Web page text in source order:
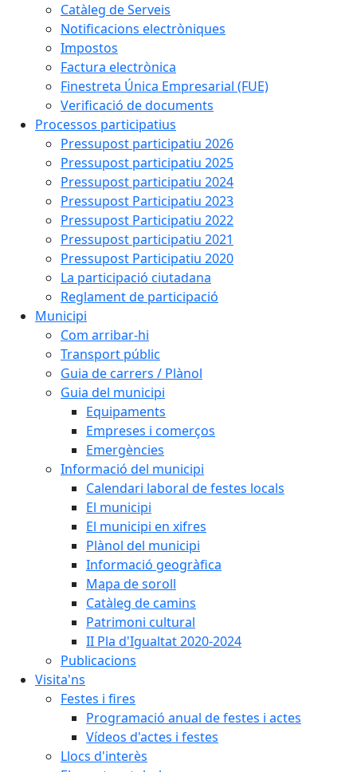
Catàleg de Serveis
Notificacions electròniques
Impostos
Factura electrònica
Finestreta Única Empresarial (FUE)
Verificació de documents
Processos participatius
Pressupost participatiu 2026
Pressupost participatiu 2025
Pressupost participatiu 2024
Pressupost Participatiu 2023
Pressupost Participatiu 2022
Pressupost participatiu 2021
Pressupost Participatiu 2020
La participació ciutadana
Reglament de participació
Municipi
Com arribar-hi
Transport públic
Guia de carrers / Plànol
Guia del municipi
Equipaments
Empreses i comerços
Emergències
Informació del municipi
Calendari laboral de festes locals
El municipi
El municipi en xifres
Plànol del municipi
Informació geogràfica
Mapa de soroll
Catàleg de camins
Patrimoni cultural
II Pla d'Igualtat 2020-2024
Publicacions
Visita'ns
Festes i fires
Programació anual de festes i actes
Vídeos d'actes i festes
Llocs d'interès